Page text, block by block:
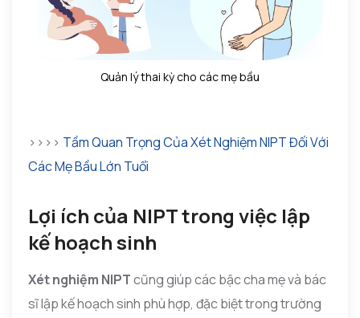
Quản lý thai kỳ cho các mẹ bầu
>>>> Tầm Quan Trọng Của Xét Nghiệm NIPT Đối Với
Các Mẹ Bầu Lớn Tuổi
Lợi ích của NIPT trong việc lập
kế hoạch sinh
Xét nghiệm NIPTcũng giúp các bậc cha mẹ và bác
sĩ lập kế hoạch sinh phù hợp, đặc biệt trong trường